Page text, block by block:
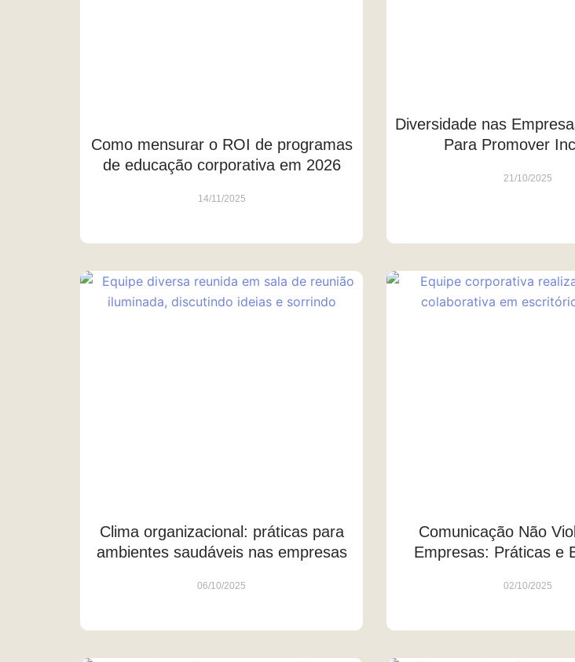
Como mensurar o ROI de programas
de educação corporativa em 2026
14/11/2025
Diversidade nas
Para Promover
21/10/2025
Clima organizacional: práticas para
ambientes saudáveis nas empresas
06/10/2025
Comunicação Não
Empresas: Práticas e
02/10/2025